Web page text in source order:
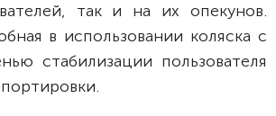
так и на их опекунов.
в использовании коляска с
стабилизации пользователя